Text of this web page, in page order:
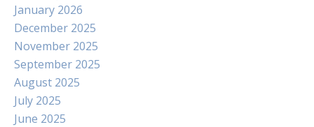
January 2026
December 2025
November 2025
September 2025
August 2025
July 2025
June 2025